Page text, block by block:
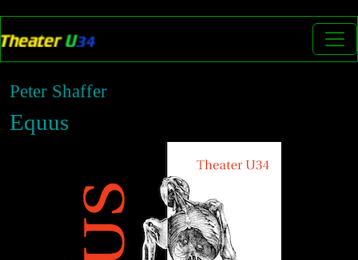
Peter Shaffer
Equus